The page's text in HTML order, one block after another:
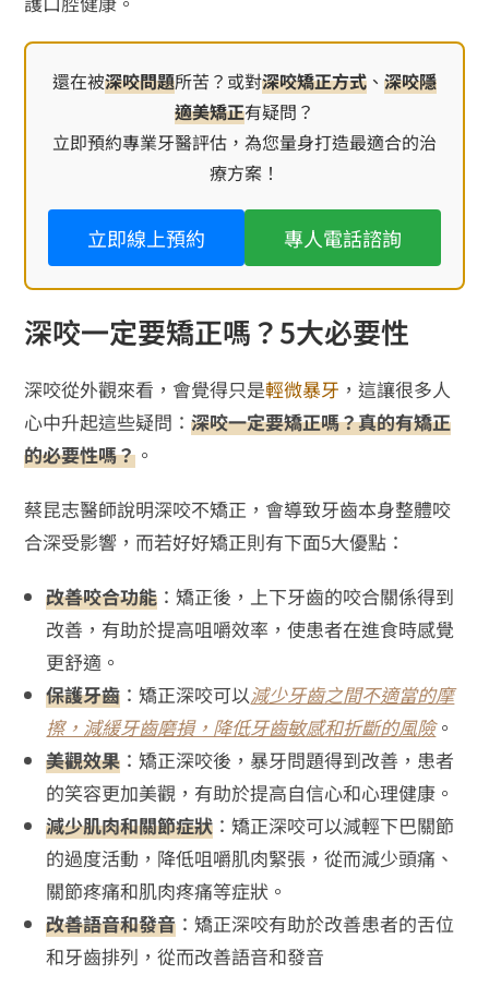
還在被深咬問題所苦？或對深咬矯正方式 、 深咬隱
適美矯正有疑問？
立即預約專業牙醫評估，為您量身打造最適合的治
療方案！
立即線上預約 專人電話諮詢
深咬一定要矯正嗎？5大必要性
深咬從外觀來看，會覺得只是輕微暴牙 ，這讓很多人
心中升起這些疑問：深咬一定要矯正嗎？真的有矯正
的必要性嗎？ 。
蔡昆志醫師說明深咬不矯正，會導致牙齒本身整體咬
合深受影響，而若好好矯正則有下面5大優點：
改善咬合功能 ：矯正後，上下牙齒的咬合關係得到
改善，有助於提高咀嚼效率，使患者在進食時感覺
更舒適。
保護牙齒 ：矯正深咬可以減少牙齒之間不適當的摩
擦，減緩牙齒磨損，降低牙齒敏感和折斷的風險。
美觀效果 ：矯正深咬後，暴牙問題得到改善，患者
的笑容更加美觀，有助於提高自信心和心理健康。
減少肌肉和關節症狀 ：矯正深咬可以減輕下巴關節
的過度活動，降低咀嚼肌肉緊張，從而減少頭痛、
關節疼痛和肌肉疼痛等症狀。
改善語音和發音 ：矯正深咬有助於改善患者的舌位
和牙齒排列，從而改善語音和發音